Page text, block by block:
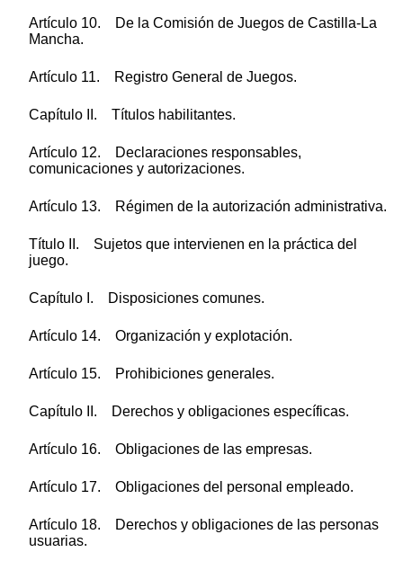
Artículo 10. De la Comisión de Juegos de Castilla-La
Mancha.
Artículo 11. Registro General de Juegos.
Capítulo II. Títulos habilitantes.
Artículo 12. Declaraciones responsables,
comunicaciones y autorizaciones.
Artículo 13. Régimen de la autorización administrativa.
Título II. Sujetos que intervienen en la práctica del
juego.
Capítulo I. Disposiciones comunes.
Artículo 14. Organización y explotación.
Artículo 15. Prohibiciones generales.
Capítulo II. Derechos y obligaciones específicas.
Artículo 16. Obligaciones de las empresas.
Artículo 17. Obligaciones del personal empleado.
Artículo 18. Derechos y obligaciones de las personas
usuarias.